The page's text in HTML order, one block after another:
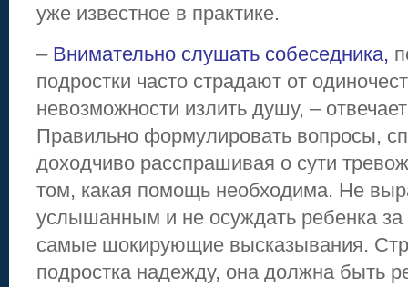
уже известное в практике.
–Внимательно слушать собеседника,
подростки часто страдают от
невозможности излить душу, –
Правильно формулировать вопросы,
доходчиво расспрашивая о сути
том, какая помощь необходима. Не
услышанным и не осуждать ребенка
самые шокирующие высказывания.
подростка надежду, она должна быть